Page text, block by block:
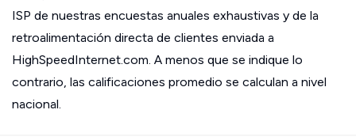
ISP de nuestras encuestas anuales exhaustivas y de la
retroalimentación directa de clientes enviada a
HighSpeedInternet.com. A menos que se indique lo
contrario, las calificaciones promedio se calculan a nivel
nacional.